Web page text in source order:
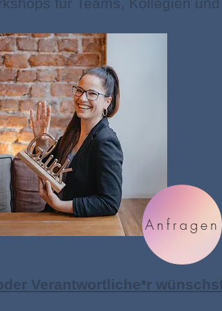
Verantwortliche*r
Anfragen